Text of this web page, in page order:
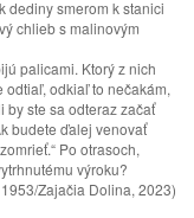
dediny smerom k stanici
chlieb s malinovým
palicami. Ktorý z nich
odtiaľ, odkiaľ to nečakám,
by ste sa odteraz začať
budete ďalej venovať
Po otrasoch,
výroku?
Zajačia Dolina, 2023)